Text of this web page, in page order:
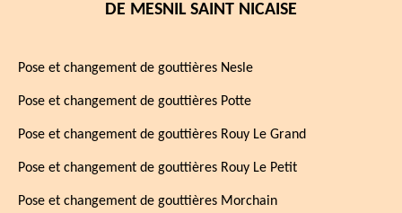
DE MESNIL SAINT NICAISE
Pose et changement de gouttières Nesle
Pose et changement de gouttières Potte
Pose et changement de gouttières Rouy Le Grand
Pose et changement de gouttières Rouy Le Petit
Pose et changement de gouttières Morchain